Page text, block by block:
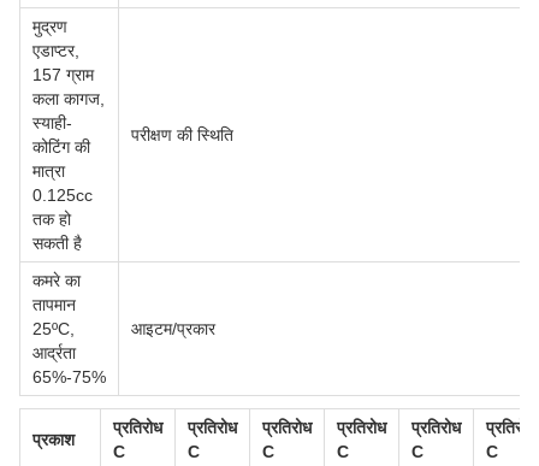
मुद्रण
एडाप्टर,
157 ग्राम
कला कागज,
स्याही-
कोटिंग की
मात्रा
0.125cc
तक हो
सकती है
परीक्षण की स्थिति
कमरे का
तापमान
25ºC,
आर्द्रता
65%-75%
आइटम/प्रकार
प्रकाश
प्रतिरोध
C
प्रतिरोध
C
प्रतिरोध
C
प्रतिरोध
C
प्रतिरोध
C
प्रतिरोध
C